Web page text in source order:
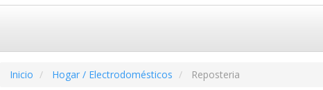
Inicio Hogar / Electrodomésticos Reposteria